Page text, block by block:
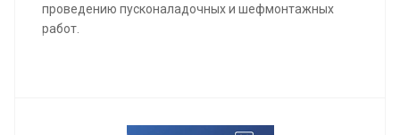
проведению пусконаладочных и шефмонтажных
работ.
о выполненных работах и сдадим полностью